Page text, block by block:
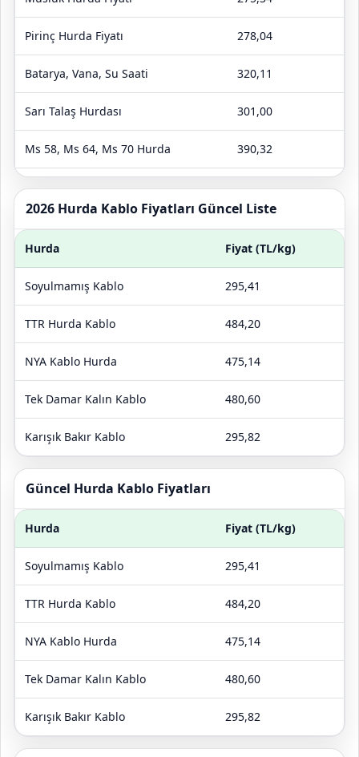
Pirinç Hurda Fiyatı 278,04
Batarya, Vana, Su Saati 320,11
Sarı Talaş Hurdası 301,00
Ms 58, Ms 64, Ms 70 Hurda 390,32
Sarı Pirinç Hurda Fiyatları 320,04
2026 Hurda Kablo Fiyatları Güncel Liste
Hurda Fiyat (TL/kg)
Soyulmamış Kablo 295,41
TTR Hurda Kablo 484,20
NYA Kablo Hurda 475,14
Tek Damar Kalın Kablo 480,60
Karışık Bakır Kablo 295,82
Güncel Hurda Kablo Fiyatları
Hurda Fiyat (TL/kg)
Soyulmamış Kablo 295,41
TTR Hurda Kablo 484,20
NYA Kablo Hurda 475,14
Tek Damar Kalın Kablo 480,60
Karışık Bakır Kablo 295,82